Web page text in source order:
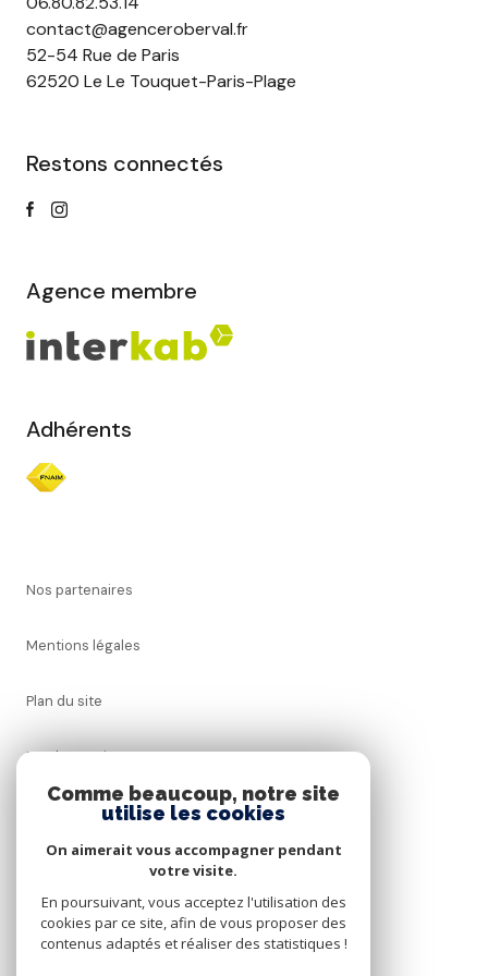
contact@agenceroberval.fr
52-54 Rue de Paris
62520 Le Le Touquet-Paris-Plage
Restons connectés
Agence membre
Adhérents
Nos partenaires
Mentions légales
Plan du site
Nos honoraires
Cookies
Comme beaucoup, notre site
utilise les cookies
On aimerait vous accompagner pendant
votre visite.
En poursuivant, vous acceptez l'utilisation des
cookies par ce site, afin de vous proposer des
contenus adaptés et réaliser des statistiques !